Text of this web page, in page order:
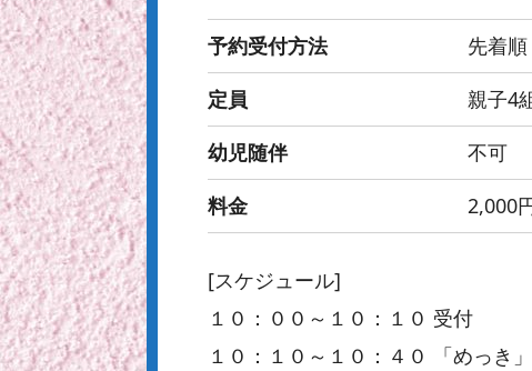
予約受付方法
先着順
定員
親子4
幼児随伴
不可
料金
2,000
[スケジュール]
１０：００～１０：１０ 受付
１０：１０～１０：４０ 「めっき